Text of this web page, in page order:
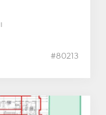
#80213